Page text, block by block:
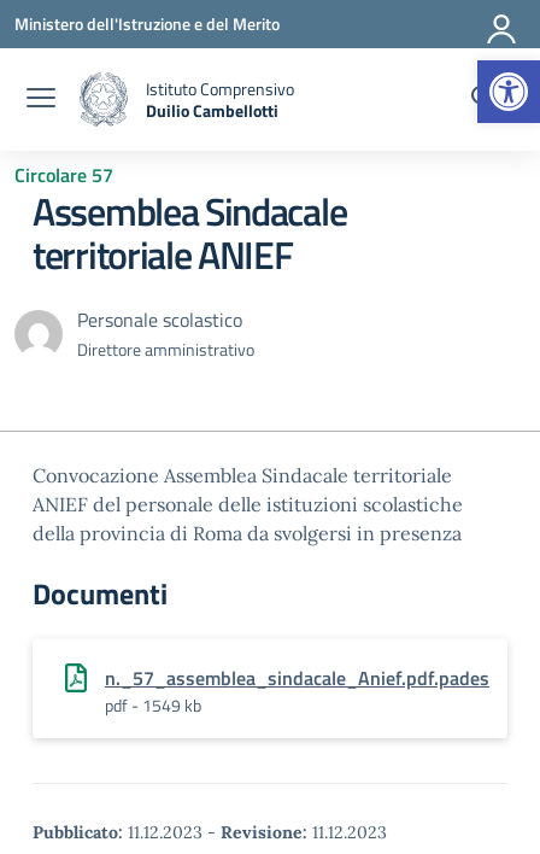
Vai ai contenuti
Vai al menu di navigazione
Vai al footer
Ministero dell'Istruzione e del Merito
Istituto Comprensivo
Duilio Cambellotti
Circolare 57
Assemblea Sindacale
territoriale ANIEF
Personale scolastico
Direttore amministrativo
Convocazione Assemblea Sindacale territoriale
ANIEF del personale delle istituzioni scolastiche
della provincia di Roma da svolgersi in presenza
Documenti
n._57_assemblea_sindacale_Anief.pdf.pades
pdf - 1549 kb
Pubblicato: 11.12.2023 - Revisione: 11.12.2023